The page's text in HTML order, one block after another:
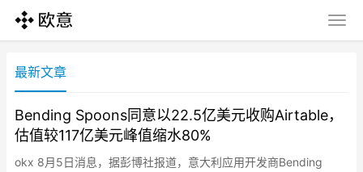
最新文章
Bending Spoons同意以22.5亿美元收购Airtable，
估值较117亿美元峰值缩水80%
okx 8月5日消息，据彭博社报道，意大利应用开发商Bending